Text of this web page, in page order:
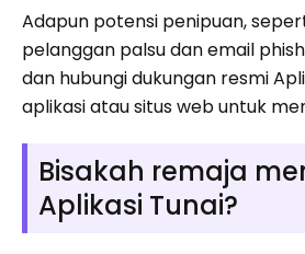
Adapun potensi penipuan,
pelanggan palsu dan email
dan hubungi dukungan resmi
aplikasi atau situs web untuk
Bisakah remaja
Aplikasi Tunai?